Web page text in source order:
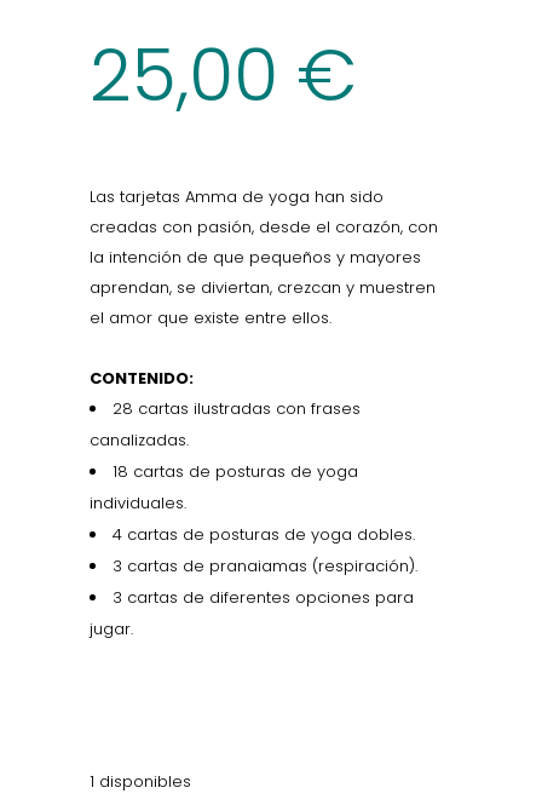
25,00 €
Las tarjetas Amma de yoga han sido
creadas con pasión, desde el corazón, con
la intención de que pequeños y mayores
aprendan, se diviertan, crezcan y muestren
el amor que existe entre ellos.
CONTENIDO:
28 cartas ilustradas con frases
canalizadas.
18 cartas de posturas de yoga
individuales.
4 cartas de posturas de yoga dobles.
3 cartas de pranaiamas (respiración).
3 cartas de diferentes opciones para
jugar.
1 disponibles